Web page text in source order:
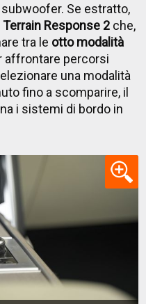
subwoofer. Se estratto,
Terrain Response 2 che,
tra le otto modalità
affrontare percorsi
una modalità
fino a scomparire, il
i sistemi di bordo in